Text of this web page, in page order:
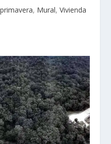
, Mural, Vivienda